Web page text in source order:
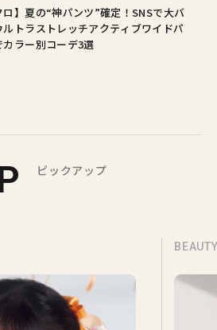
ロ】夏の“神パンツ”確定！SNSで大バ
ルトラストレッチアクティブワイドパ
カラー別コーデ3選
ピックアップ